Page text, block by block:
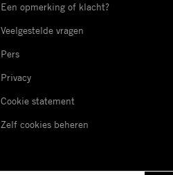
Een opmerking of klacht?
Veelgestelde vragen
Pers
Privacy
Cookie statement
Zelf cookies beheren